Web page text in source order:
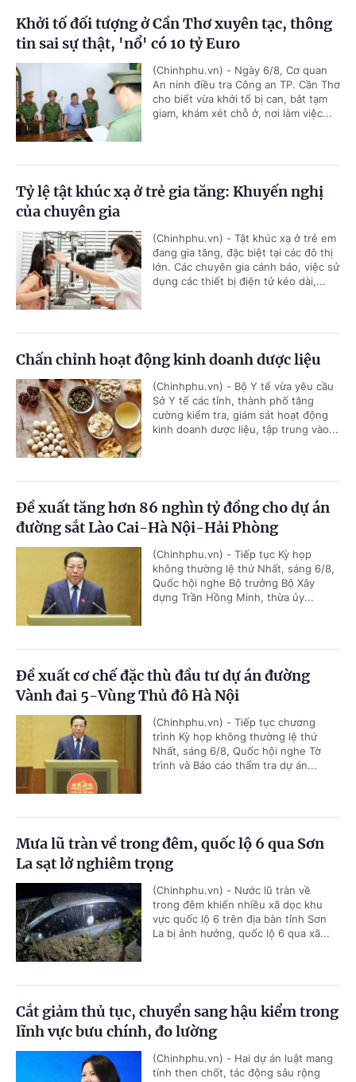
Khởi tố đối tượng ở Cần Thơ xuyên tạc, thông
tin sai sự thật, 'nổ' có 10 tỷ Euro
(Chinhphu.vn) - Ngày 6/8, Cơ quan
An ninh điều tra Công an TP. Cần Thơ
cho biết vừa khởi tố bị can, bắt tạm
giam, khám xét chỗ ở, nơi làm việc...
Tỷ lệ tật khúc xạ ở trẻ gia tăng: Khuyến nghị
của chuyên gia
(Chinhphu.vn) - Tật khúc xạ ở trẻ em
đang gia tăng, đặc biệt tại các đô thị
lớn. Các chuyên gia cảnh báo, việc sử
dụng các thiết bị điện tử kéo dài,...
Chấn chỉnh hoạt động kinh doanh dược liệu
(Chinhphu.vn) - Bộ Y tế vừa yêu cầu
Sở Y tế các tỉnh, thành phố tăng
cường kiểm tra, giám sát hoạt động
kinh doanh dược liệu, tập trung vào...
Đề xuất tăng hơn 86 nghìn tỷ đồng cho dự án
đường sắt Lào Cai-Hà Nội-Hải Phòng
(Chinhphu.vn) - Tiếp tục Kỳ họp
không thường lệ thứ Nhất, sáng 6/8,
Quốc hội nghe Bộ trưởng Bộ Xây
dựng Trần Hồng Minh, thừa ủy...
Đề xuất cơ chế đặc thù đầu tư dự án đường
Vành đai 5-Vùng Thủ đô Hà Nội
(Chinhphu.vn) - Tiếp tục chương
trình Kỳ họp không thường lệ thứ
Nhất, sáng 6/8, Quốc hội nghe Tờ
trình và Báo cáo thẩm tra dự án...
Mưa lũ tràn về trong đêm, quốc lộ 6 qua Sơn
La sạt lở nghiêm trọng
(Chinhphu.vn) - Nước lũ tràn về
trong đêm khiến nhiều xã dọc khu
vực quốc lộ 6 trên địa bàn tỉnh Sơn
La bị ảnh hưởng, quốc lộ 6 qua xã...
Cắt giảm thủ tục, chuyển sang hậu kiểm trong
lĩnh vực bưu chính, đo lường
(Chinhphu.vn) - Hai dự án luật mang
tính then chốt, tác động sâu rộng